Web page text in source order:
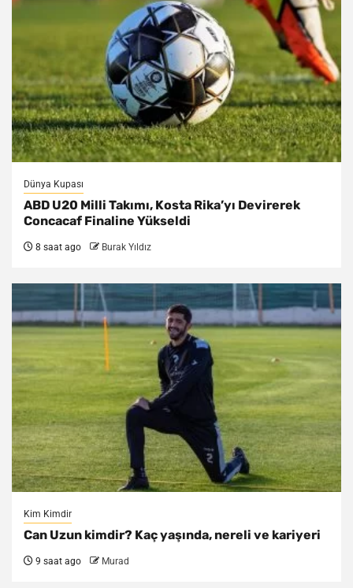
Dünya Kupası
ABD U20 Milli Takımı, Kosta Rika’yı Devirerek
Concacaf Finaline Yükseldi
8 saat ago Burak Yıldız
Kim Kimdir
Can Uzun kimdir? Kaç yaşında, nereli ve kariyeri
9 saat ago Murad